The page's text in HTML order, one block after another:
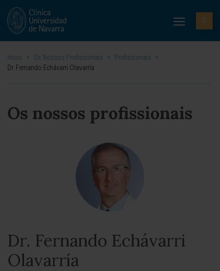
Inicio > Os Nossos Profissionais > Profissionais
>
Dr. Fernando Echávarri Olavarría
Os nossos profissionais
Dr. Fernando Echávarri
Olavarría